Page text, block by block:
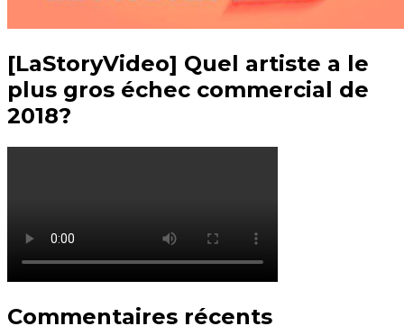
[LaStoryVideo] Quel artiste a le
plus gros échec commercial de
2018?
Commentaires récents